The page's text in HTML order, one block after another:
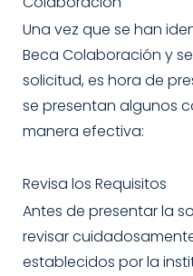
Una vez que se han
Beca Colaboración y
solicitud, es hora de
se presentan algunos
manera efectiva:
Revisa los Requisitos
Antes de presentar la
revisar
establecidos por la